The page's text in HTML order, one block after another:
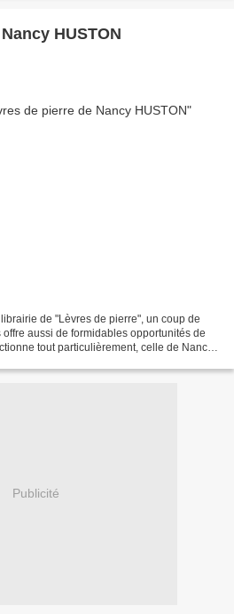
HUSTON
de "Lèvres de pierre", un coup de
aussi de formidables opportunités de
tout particulièrement, celle de Nancy
Publicité